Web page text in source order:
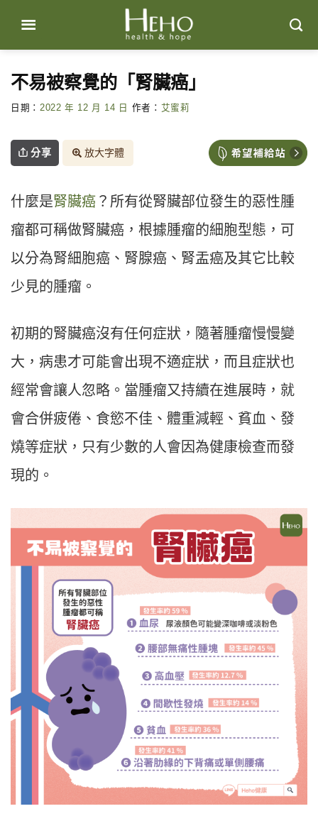
content
不易被察覺的「腎臟癌」
日期： 2022 年 12 月 14 日 作者： 艾蜜莉
分享 放大字體
什麼是腎臟癌 ？所有從腎臟部位發生的惡性腫
瘤都可稱做腎臟癌，根據腫瘤的細胞型態，可
以分為腎細胞癌、腎腺癌、腎盂癌及其它比較
少見的腫瘤。
初期的腎臟癌沒有任何症狀，隨著腫瘤慢慢變
大，病患才可能會出現不適症狀，而且症狀也
經常會讓人忽略。當腫瘤又持續在進展時，就
會合併疲倦、食慾不佳、體重減輕、貧血、發
燒等症狀，只有少數的人會因為健康檢查而發
現的。